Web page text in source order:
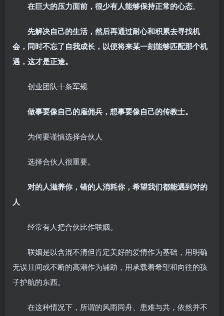
在巨大的压力面前，很少有人能够保持正常的心态。
先解决自己的生活，然后再通过耐心和积累去寻找机
会，同时不忘了自我成长，以便将来某一刻能够匹配那个机
遇，这才是正途。
创业团队十条军规
做事要像自己的雇佣兵，想事要像自己的传教士。
为何要谨慎选择合伙人
选择合伙人很重要。
对的人滋养你，错的人消耗你，希望我们都能遇到对的
人
经常有人把合伙比作联姻。
联姻是以含混不清但肯定美好的爱情作为基础，用明确
无误且间或不断的高潮作为辅助，用承载着希望和向往的孩
子护航的东西。
在这种情况下，所谓的风雨同舟、患难与共，依然并不